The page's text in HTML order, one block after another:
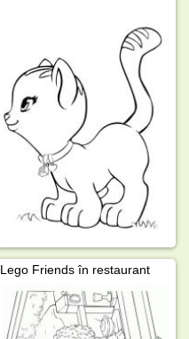
Lego Friends în restaurant